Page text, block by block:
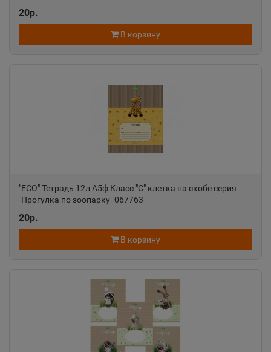
20р.
В корзину
"ECO" Тетрадь 12л А5ф Класс "С" клетка на скобе серия
-Прогулка по зоопарку- 067763
20р.
В корзину